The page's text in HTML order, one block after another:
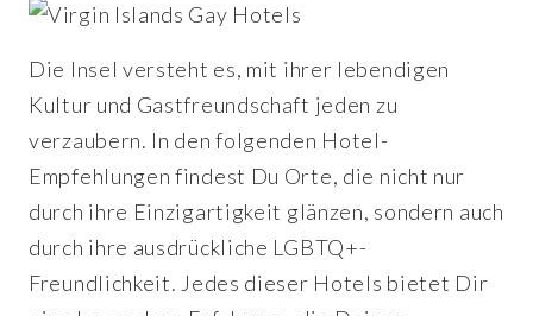
Die Insel versteht es, mit ihrer lebendigen
Kultur und Gastfreundschaft jeden zu
verzaubern. In den folgenden Hotel-
Empfehlungen findest Du Orte, die nicht nur
durch ihre Einzigartigkeit glänzen, sondern auch
durch ihre ausdrückliche LGBTQ+-
Freundlichkeit. Jedes dieser Hotels bietet Dir